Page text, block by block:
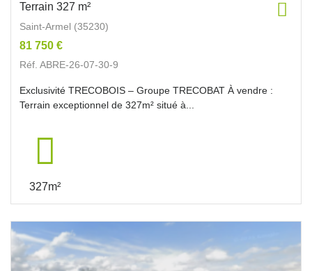
Terrain 327 m²
Saint-Armel (35230)
81 750 €
Réf. ABRE-26-07-30-9
Exclusivité TRECOBOIS – Groupe TRECOBAT À vendre :
Terrain exceptionnel de 327m² situé à...
327m²